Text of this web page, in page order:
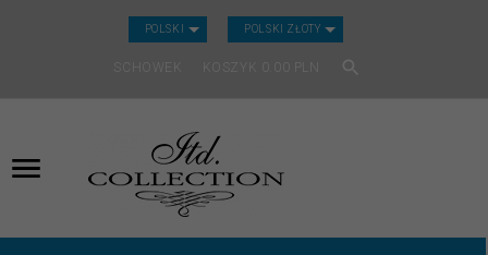
POLSKI CURRENCY_H
POLSKI ZŁOTY
SCHOWEK KOSZYK